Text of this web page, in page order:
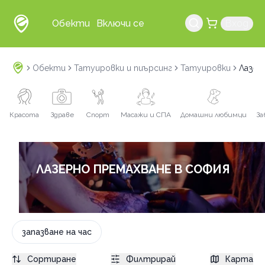
Обекти Включи се
Обекти Татуировки и пиърсинг Татуировки
Красота Здраве Спорт Масажи и СПА Домашни любимци
ЛАЗЕРНО ПРЕМАХВАНЕ В СОФИЯ
запазване на час
Сортиране Филтрирай Карта